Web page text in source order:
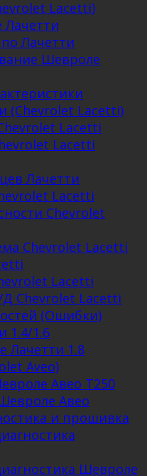
Lacetti)
Лачетти
Шевроле
(Chevrolet Lacetti)
Lacetti
Lacetti
Лачетти
Lacetti
Chevrolet
Chevrolet Lacetti
Lacetti
Chevrolet Lacetti
(Ошибки)
1.4/1.6
1.8
Aveo)
Авео Т250
Авео
и прошивка
Шевроле